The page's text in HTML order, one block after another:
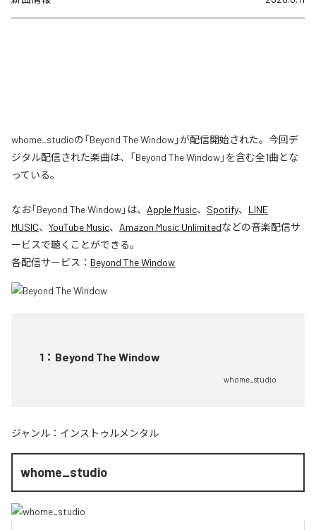
whome_studioの「Beyond The Window」が配信開始された。今回デ
ジタル配信された楽曲は、「Beyond The Window」を含む全1曲とな
っている。
なお「Beyond The Window」は、 Apple Music、 Spotify、 LINE
MUSIC、 YouTube Music、 Amazon Music Unlimitedなどの音楽配信サ
ービスで聴くことができる。
各配信サービス： Beyond The Window
1 ： Beyond The Window
whome_studio
ジャンル： インストゥルメンタル
whome_studio